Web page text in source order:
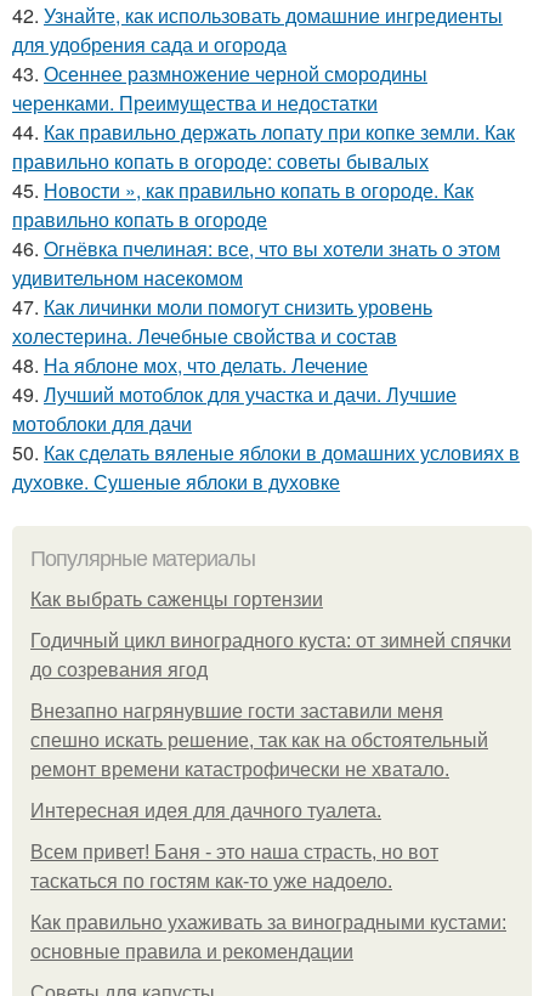
42. Узнайте, как использовать домашние ингредиенты
для удобрения сада и огорода
43. Осеннее размножение черной смородины
черенками. Преимущества и недостатки
44. Как правильно держать лопату при копке земли. Как
правильно копать в огороде: советы бывалых
45. Новости », как правильно копать в огороде. Как
правильно копать в огороде
46. Огнёвка пчелиная: все, что вы хотели знать о этом
удивительном насекомом
47. Как личинки моли помогут снизить уровень
холестерина. Лечебные свойства и состав
48. На яблоне мох, что делать. Лечение
49. Лучший мотоблок для участка и дачи. Лучшие
мотоблоки для дачи
50. Как сделать вяленые яблоки в домашних условиях в
духовке. Сушеные яблоки в духовке
Популярные материалы
Как выбрать саженцы гортензии
Годичный цикл виноградного куста: от зимней спячки
до созревания ягод
Внезапно нагрянувшие гости заставили меня
спешно искать решение, так как на обстоятельный
ремонт времени катастрофически не хватало.
Интересная идея для дачного туалета.
Всем привет! Баня - это наша страсть, но вот
таскаться по гостям как-то уже надоело.
Как правильно ухаживать за виноградными кустами:
основные правила и рекомендации